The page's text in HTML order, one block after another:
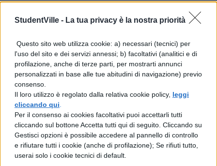
StudentVille - La tua privacy è la nostra priorità
Questo sito web utilizza cookie: a) necessari (tecnici) per
l'uso del sito e dei servizi annessi; b) facoltativi (analitici e di
profilazione, anche di terze parti, per mostrarti annunci
personalizzati in base alle tue abitudini di navigazione) previo
consenso.
Il loro utilizzo è regolato dalla relativa cookie policy, leggi
cliccando qui
Per il consenso ai cookies facoltativi puoi accettarli tutti
cliccando sul bottone Accetta tutti qui di seguito. Cliccando su
Gestisci opzioni è possibile accedere al pannello di controllo
e rifiutare tutti i cookie (anche di profilazione); Se rifiuti tutto,
userai solo i cookie tecnici di default.
denominazione per ritornare al
classico nome. Le caratteristiche
includono uno schermo da 9,7 pollici,
memoria espandibile fino a 128 GB,
processore A9, fotocamera a 8
Megapixel, Apple SIM virtuale e Touch
ID.
La terza novità è rappresentata
dall'applicazione Clips